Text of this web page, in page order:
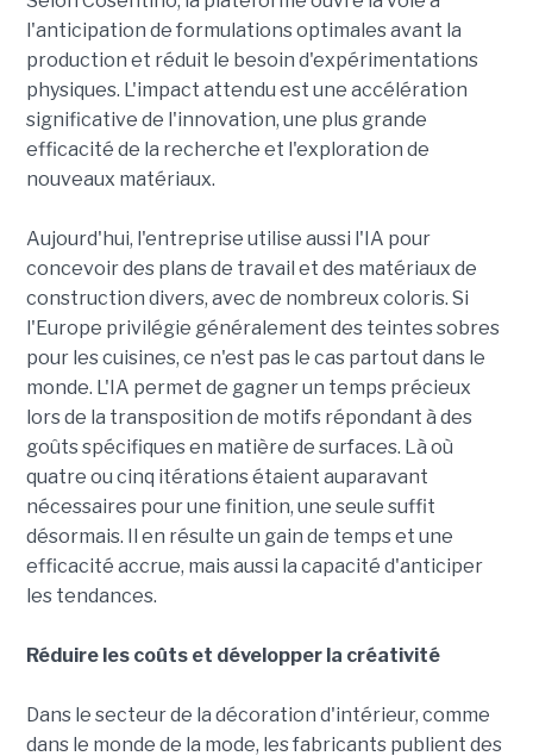
l'anticipation de formulations optimales avant la
production et réduit le besoin d'expérimentations
physiques. L'impact attendu est une accélération
significative de l'innovation, une plus grande
efficacité de la recherche et l'exploration de
nouveaux matériaux.
Aujourd'hui, l'entreprise utilise aussi l'IA pour
concevoir des plans de travail et des matériaux de
construction divers, avec de nombreux coloris. Si
l'Europe privilégie généralement des teintes sobres
pour les cuisines, ce n'est pas le cas partout dans le
monde. L'IA permet de gagner un temps précieux
lors de la transposition de motifs répondant à des
goûts spécifiques en matière de surfaces. Là où
quatre ou cinq itérations étaient auparavant
nécessaires pour une finition, une seule suffit
désormais. Il en résulte un gain de temps et une
efficacité accrue, mais aussi la capacité d'anticiper
les tendances.
Réduire les coûts et développer la créativité
Dans le secteur de la décoration d'intérieur, comme
dans le monde de la mode, les fabricants publient des